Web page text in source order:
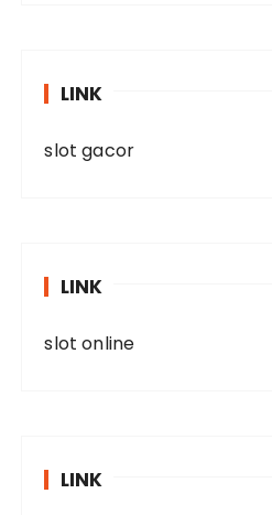
LINK
slot gacor
LINK
slot online
LINK